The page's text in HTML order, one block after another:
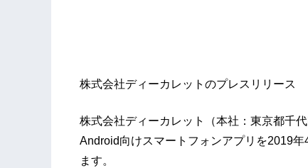
株式会社ディーカレットのプレスリリース
株式会社ディーカレット（本社：東京都千
Android向けスマートフォンアプリを2019
ます。